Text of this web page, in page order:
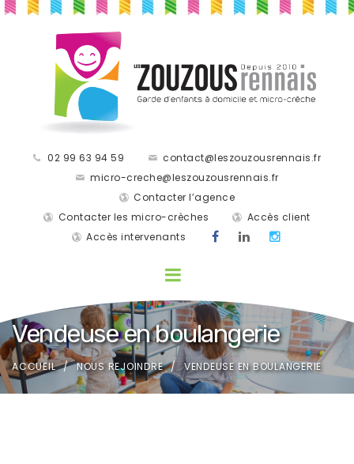
02 99 63 94 59
contact@leszouzousrennais.fr
micro-creche@leszouzousrennais.fr
Contacter l’agence
Contacter les micro-crèches
Accès client
Accès intervenants
Vendeuse en boulangerie
ACCUEIL NOUS REJOINDRE VENDEUSE EN BOULANGERIE